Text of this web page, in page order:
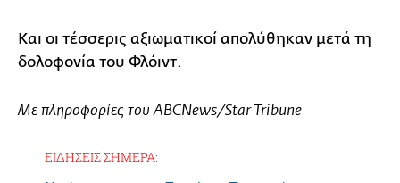
Και οι τέσσερις αξιωματικοί απολύθηκαν μετά τη
δολοφονία του Φλόιντ.
Με πληροφορίες του ABCNews/Star Tribune
ΕΙΔΗΣΕΙΣ ΣΗΜΕΡΑ: